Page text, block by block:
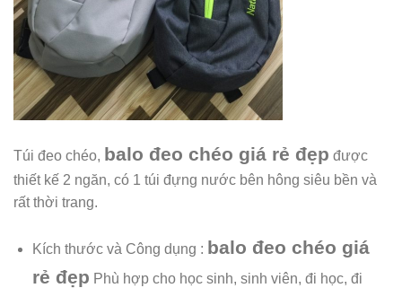
Túi đeo chéo, balo đeo chéo giá rẻ đẹp được
thiết kế 2 ngăn, có 1 túi đựng nước bên hông siêu bền và
rất thời trang.
Kích thước và Công dụng : balo đeo chéo giá
rẻ đẹp Phù hợp cho học sinh, sinh viên, đi học, đi